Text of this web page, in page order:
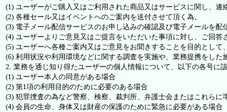
(1) ユーザーがご購入又はご利用された商品又はサービスに関し、
(2) 各種セール又はイベントへのご案内を送付させて頂く為。
(3) 電子メール配信サービスのお申し込みの確認及び電子メールを配
(4) ユーザーよりご意見又はご提言をいただいた事項に対し、ご回答
(5) ユーザーへ各種ご案内又はご意見をお聞きすることを目的として
(6) 利用状況や利用環境などに関する調査を実施や、業務提携をし
2. 業務を通じ知り得たユーザーの個人情報について、以下の各号に
(1) ユーザー本人の同意がある場合
(2) 第1項の利用目的のために必要のある場合
(3) 犯罪捜査の為など警察、検察、裁判所、弁護士会またはこれら
(4) 会員の生命、身体又は財産の保護のために緊急に必要がある場合